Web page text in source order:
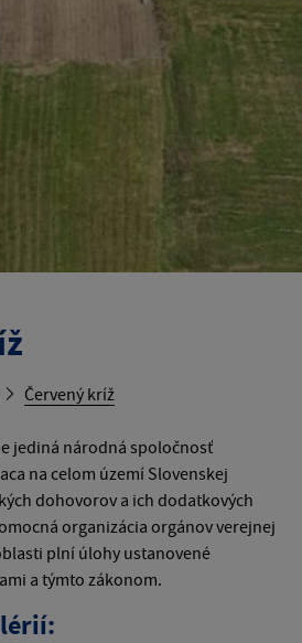
Červený kríž
jediná národná spoločnosť
na celom území Slovenskej
dohovorov a ich dodatkových
organizácia orgánov verejnej
plní úlohy ustanovené
a týmto zákonom.